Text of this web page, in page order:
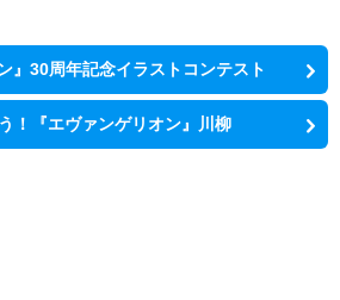
』30周年記念イラストコンテスト
！『エヴァンゲリオン』川柳